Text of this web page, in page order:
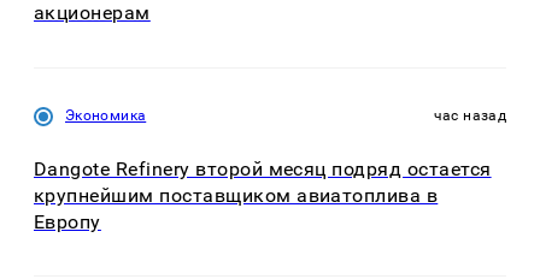
акционерам
Экономика час назад
Dangote Refinery второй месяц подряд остается
крупнейшим поставщиком авиатоплива в
Европу